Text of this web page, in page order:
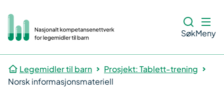
SøkMeny
Legemidler til barn
Prosjekt: Tablett-trening
Norsk informasjonsmateriell